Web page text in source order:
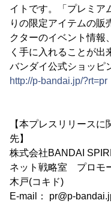
イトです。「プレミア
りの限定アイテムの販
クターのイベント情報
く手に入れることが出
バンダイ公式ショッピ
http://p-bandai.jp/?rt=pr
【本プレスリリース
先】
株式会社BANDAI
ネット戦略室 プロモ
木戸(コキド)
E-mail： pr@p-